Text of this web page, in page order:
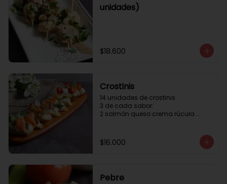
unidades)
$18.600
Crostinis
14 unidades de crostinis.
3 de cada sabor:
2 salmón queso crema rúcula
caramelizada y miel.
3 camaron queso crema rúcula.
$16.000
Pebre